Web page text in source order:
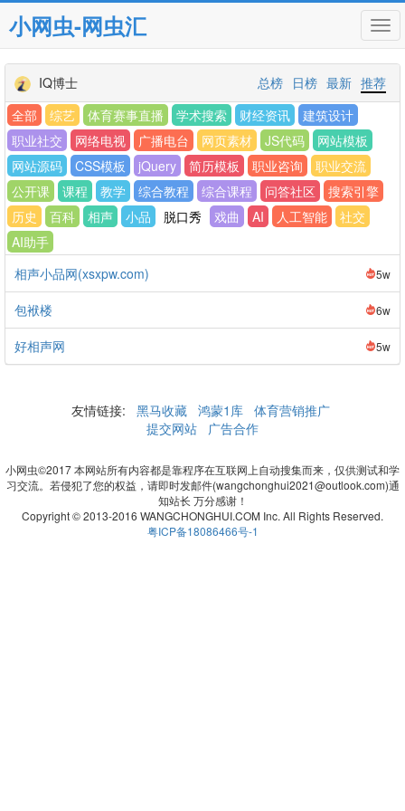
小网虫-网虫汇
IQ博士 推荐
最新
日榜
总榜
全部
综艺 体育赛事直播 学术搜索 财经资讯
建筑设计
职业社交
网络电视 广播电台 网页素材 JS代码
网站模板
网站源码
CSS模板 jQuery 简历模板 职业咨询
职业交流
公开课
课程 教学 综合教程 综合课程 问答社区
搜索引擎
历史
百科 相声 小品 脱口秀 戏曲 AI 人工智能
社交
AI助手
相声小品网(xsxpw.com)
5w
包袱楼 6w
好相声网 5w
友情链接: 黑马收藏 鸿蒙1库 体育营销推广
提交网站
广告合作
小网虫©2017 本网站所有内容都是靠程序在互联网上自动搜集而来，仅供测试和学
习交流。若侵犯了您的权益，请即时发邮件(wangchonghui2021@outlook.com)通
知站长 万分感谢！
Copyright © 2013-2016 WANGCHONGHUI.COM Inc. All Rights Reserved.
粤ICP备18086466号-1